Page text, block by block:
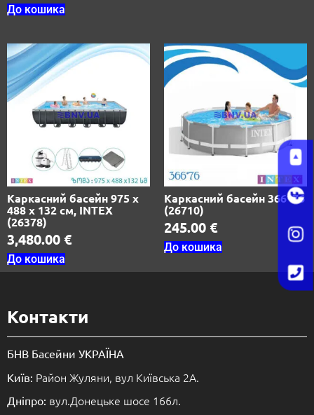
До кошика
Каркасний басейн 975 х
488 х 132 см, INTEX
(26378)
3,480.00 €
До кошика
Каркасний басейн 366*76
(26710)
245.00 €
До кошика
Контакти
БНВ Басейни УКРАЇНА
Київ: Район Жуляни, вул Київська 2А.
Дніпро: вул.Донецьке шосе 166л.